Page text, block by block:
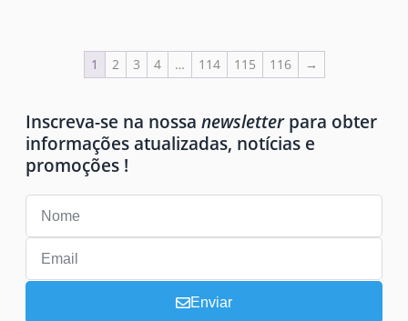
1 2 3 4 … 114 115 116 →
Inscreva-se na nossa newsletter para obter
informações atualizadas, notícias e
promoções !
Enviar